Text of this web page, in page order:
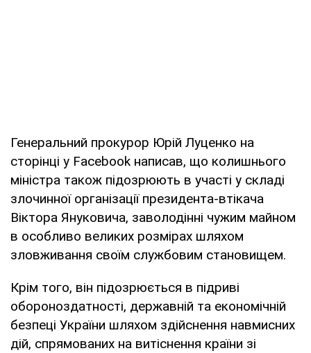
Генеральний прокурор Юрій Луценко на
сторінці у Facebook написав, що колишнього
міністра також підозрюють в участі у складі
злочинної організації президента-втікача
Віктора Януковича, заволодінні чужим майном
в особливо великих розмірах шляхом
зловживання своїм службовим становищем.
Крім того, він підозрюється в підриві
обороноздатності, державній та економічній
безпеці України шляхом здійснення навмисних
дій, спрямованих на витіснення країни зі